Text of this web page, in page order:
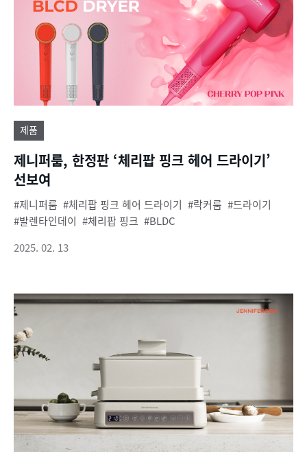
제품
제니퍼룸, 한정판 ‘체리팝 핑크 헤어 드라이기’
선보여
제니퍼룸 체리팝 핑크 헤어 드라이기 락커룸
드라이기
발렌타인데이
체리팝 핑크
BLDC
2025. 02. 13